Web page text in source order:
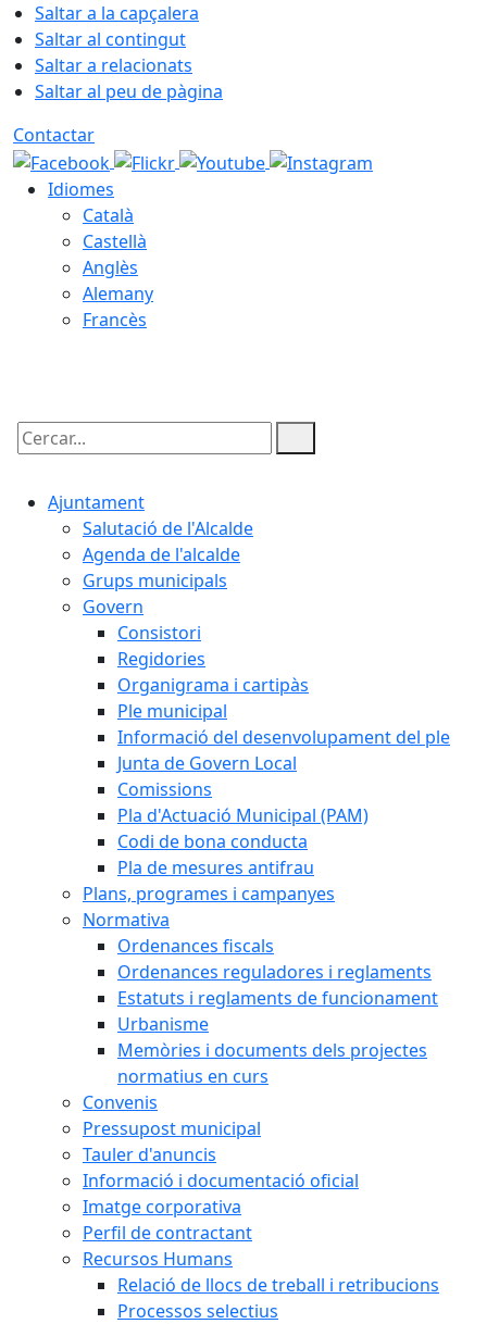
Saltar a la capçalera
Saltar al contingut
Saltar a relacionats
Saltar al peu de pàgina
Contactar
Idiomes
Català
Castellà
Anglès
Alemany
Francès
Cercar:
Ajuntament
Salutació de l'Alcalde
Agenda de l'alcalde
Grups municipals
Govern
Consistori
Regidories
Organigrama i cartipàs
Ple municipal
Informació del desenvolupament del ple
Junta de Govern Local
Comissions
Pla d'Actuació Municipal (PAM)
Codi de bona conducta
Pla de mesures antifrau
Plans, programes i campanyes
Normativa
Ordenances fiscals
Ordenances reguladores i reglaments
Estatuts i reglaments de funcionament
Urbanisme
Memòries i documents dels projectes
normatius en curs
Convenis
Pressupost municipal
Tauler d'anuncis
Informació i documentació oficial
Imatge corporativa
Perfil de contractant
Recursos Humans
Relació de llocs de treball i retribucions
Processos selectius